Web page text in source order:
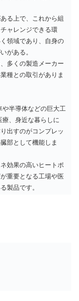
る上で、これから組
ャレンジできる環
領域であり、自身の
がある。
多くの製造メーカー
種との取引がありま
や半導体などの巨大工
、身近な暮らしに
出すのがコンプレッ
部として機能しま
効果の高いヒートポ
重要となる工場や医
製品です。